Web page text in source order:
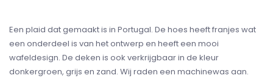
Een plaid dat gemaakt is in Portugal. De hoes heeft franjes wat
een onderdeel is van het ontwerp en heeft een mooi
wafeldesign. De deken is ook verkrijgbaar in de kleur
donkergroen, grijs en zand. Wij raden een machinewas aan.